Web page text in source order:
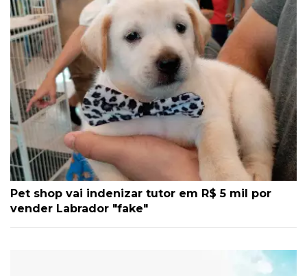
Pet shop vai indenizar tutor em R$ 5 mil por
vender Labrador "fake"